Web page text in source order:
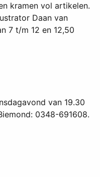
kramen vol artikelen.
Daan van
7 t/m 12 en 12,50
van 19.30
0348-691608.